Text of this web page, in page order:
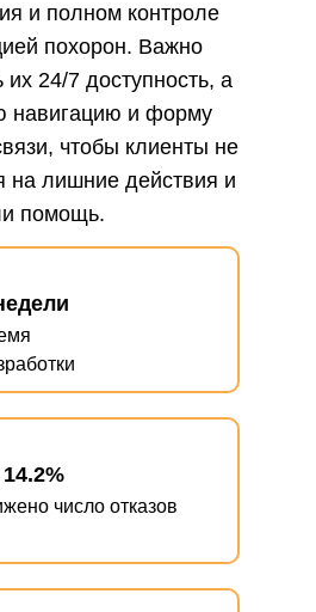
и полном контроле
похорон. Важно
их 24/7 доступность, а
навигацию и форму
чтобы клиенты не
на лишние действия и
помощь.
число отказов